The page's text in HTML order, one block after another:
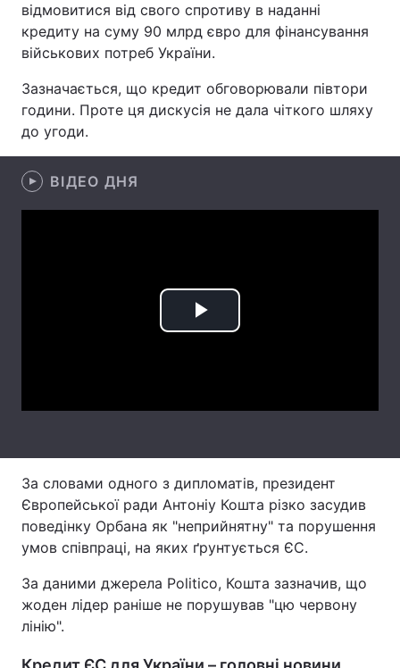
Зброя Інциденти
Здоров'я Туризм
Цікавинки Погода
Екологія
Лонгріди
Тема оформлення
відмовитися від свого спротиву в наданні
кредиту на суму 90 млрд євро для фінансування
військових потреб України.
Зазначається, що кредит обговорювали півтори
години. Проте ця дискусія не дала чіткого шляху
до угоди.
ВІДЕО ДНЯ
Play
За словами одного з дипломатів, президент
Європейської ради Антоніу Кошта різко засудив
поведінку Орбана як "неприйнятну" та порушення
умов співпраці, на яких ґрунтується ЄС.
За даними джерела Politico, Кошта зазначив, що
жоден лідер раніше не порушував "цю червону
лінію".